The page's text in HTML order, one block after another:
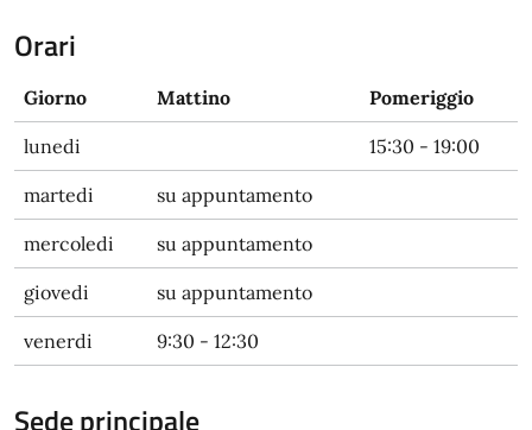
Orari
Giorno Mattino Pomeriggio
lunedi 15:30 - 19:00
martedi su appuntamento
mercoledi su appuntamento
giovedi su appuntamento
venerdi 9:30 - 12:30
Sede principale